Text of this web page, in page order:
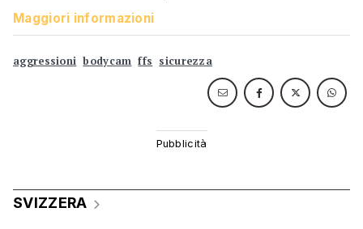
Maggiori informazioni
aggressioni bodycam ffs sicurezza
SVIZZERA